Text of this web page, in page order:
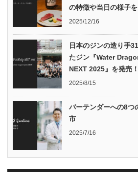
の特徴や当日の様子
2025/12/16
日本のジンの造り手
たジン『Water
NEXT 2025』を発売！
2025/8/15
バーテンダーへの8つ
市
2025/7/16